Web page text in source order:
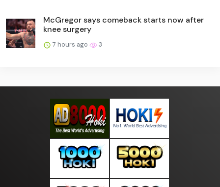
McGregor says comeback starts now after
knee surgery
7 hours ago 3